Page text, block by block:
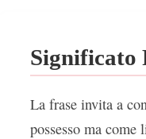
Significato
La frase invita a
possesso ma